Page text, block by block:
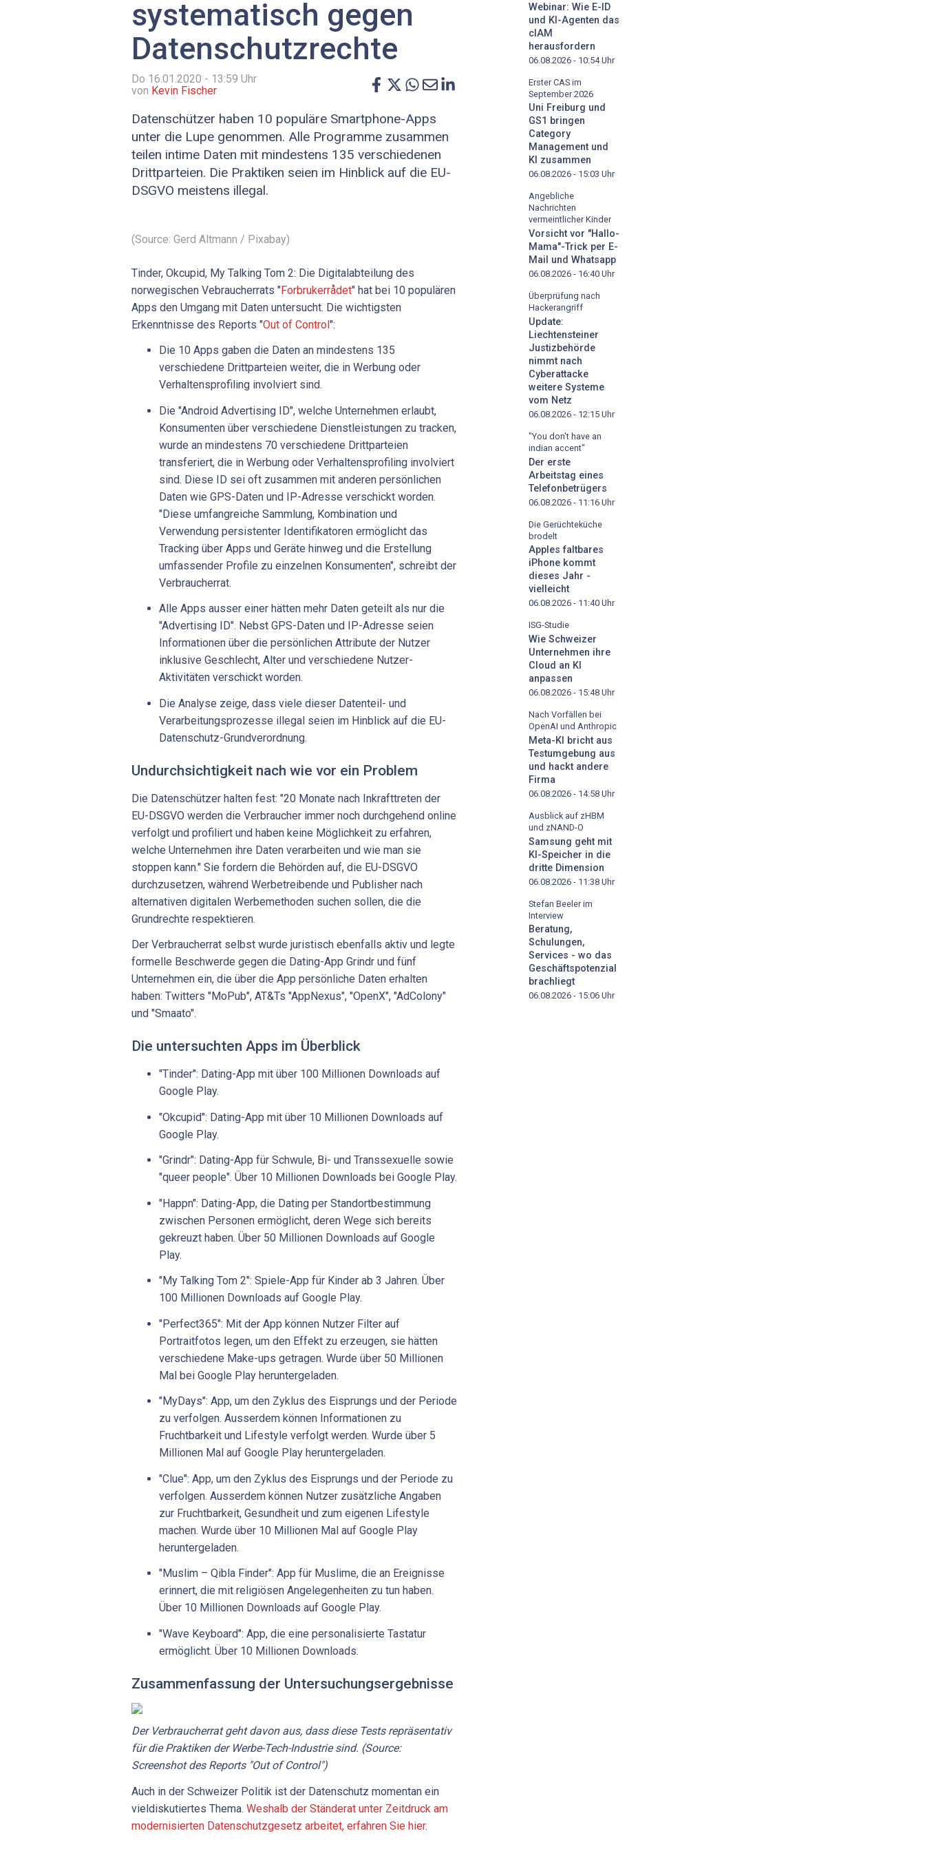
systematisch gegen
Datenschutzrechte
Do 16.01.2020 - 13:59 Uhr
von Kevin Fischer
Datenschützer haben 10 populäre Smartphone-Apps
unter die Lupe genommen. Alle Programme zusammen
teilen intime Daten mit mindestens 135 verschiedenen
Drittparteien. Die Praktiken seien im Hinblick auf die EU-
DSGVO meistens illegal.
(Source: Gerd Altmann / Pixabay)
Tinder, Okcupid, My Talking Tom 2: Die Digitalabteilung des
norwegischen Vebraucherrats "Forbrukerrådet" hat bei 10 populären
Apps den Umgang mit Daten untersucht. Die wichtigsten
Erkenntnisse des Reports "Out of Control":
Die 10 Apps gaben die Daten an mindestens 135
verschiedene Drittparteien weiter, die in Werbung oder
Verhaltensprofiling involviert sind.
Die "Android Advertising ID", welche Unternehmen erlaubt,
Konsumenten über verschiedene Dienstleistungen zu tracken,
wurde an mindestens 70 verschiedene Drittparteien
transferiert, die in Werbung oder Verhaltensprofiling involviert
sind. Diese ID sei oft zusammen mit anderen persönlichen
Daten wie GPS-Daten und IP-Adresse verschickt worden.
"Diese umfangreiche Sammlung, Kombination und
Verwendung persistenter Identifikatoren ermöglicht das
Tracking über Apps und Geräte hinweg und die Erstellung
umfassender Profile zu einzelnen Konsumenten", schreibt der
Verbraucherrat.
Alle Apps ausser einer hätten mehr Daten geteilt als nur die
"Advertising ID". Nebst GPS-Daten und IP-Adresse seien
Informationen über die persönlichen Attribute der Nutzer
inklusive Geschlecht, Alter und verschiedene Nutzer-
Aktivitäten verschickt worden.
Die Analyse zeige, dass viele dieser Datenteil- und
Verarbeitungsprozesse illegal seien im Hinblick auf die EU-
Datenschutz-Grundverordnung.
Undurchsichtigkeit nach wie vor ein Problem
Die Datenschützer halten fest: "20 Monate nach Inkrafttreten der
EU-DSGVO werden die Verbraucher immer noch durchgehend online
verfolgt und profiliert und haben keine Möglichkeit zu erfahren,
welche Unternehmen ihre Daten verarbeiten und wie man sie
stoppen kann." Sie fordern die Behörden auf, die EU-DSGVO
durchzusetzen, während Werbetreibende und Publisher nach
alternativen digitalen Werbemethoden suchen sollen, die die
Grundrechte respektieren.
Der Verbraucherrat selbst wurde juristisch ebenfalls aktiv und legte
formelle Beschwerde gegen die Dating-App Grindr und fünf
Unternehmen ein, die über die App persönliche Daten erhalten
haben: Twitters "MoPub", AT&Ts "AppNexus", "OpenX", "AdColony"
und "Smaato".
Die untersuchten Apps im Überblick
"Tinder": Dating-App mit über 100 Millionen Downloads auf
Google Play.
"Okcupid": Dating-App mit über 10 Millionen Downloads auf
Google Play.
"Grindr": Dating-App für Schwule, Bi- und Transsexuelle sowie
"queer people". Über 10 Millionen Downloads bei Google Play.
"Happn": Dating-App, die Dating per Standortbestimmung
zwischen Personen ermöglicht, deren Wege sich bereits
gekreuzt haben. Über 50 Millionen Downloads auf Google
Play.
"My Talking Tom 2": Spiele-App für Kinder ab 3 Jahren. Über
100 Millionen Downloads auf Google Play.
"Perfect365": Mit der App können Nutzer Filter auf
Portraitfotos legen, um den Effekt zu erzeugen, sie hätten
verschiedene Make-ups getragen. Wurde über 50 Millionen
Mal bei Google Play heruntergeladen.
"MyDays": App, um den Zyklus des Eisprungs und der Periode
zu verfolgen. Ausserdem können Informationen zu
Fruchtbarkeit und Lifestyle verfolgt werden. Wurde über 5
Millionen Mal auf Google Play heruntergeladen.
"Clue": App, um den Zyklus des Eisprungs und der Periode zu
verfolgen. Ausserdem können Nutzer zusätzliche Angaben
zur Fruchtbarkeit, Gesundheit und zum eigenen Lifestyle
machen. Wurde über 10 Millionen Mal auf Google Play
heruntergeladen.
"Muslim – Qibla Finder": App für Muslime, die an Ereignisse
erinnert, die mit religiösen Angelegenheiten zu tun haben.
Über 10 Millionen Downloads auf Google Play.
"Wave Keyboard": App, die eine personalisierte Tastatur
ermöglicht. Über 10 Millionen Downloads.
Zusammenfassung der Untersuchungsergebnisse
Der Verbraucherrat geht davon aus, dass diese Tests repräsentativ
für die Praktiken der Werbe-Tech-Industrie sind. (Source:
Screenshot des Reports "Out of Control")
Auch in der Schweizer Politik ist der Datenschutz momentan ein
vieldiskutiertes Thema. Weshalb der Ständerat unter Zeitdruck am
modernisierten Datenschutzgesetz arbeitet, erfahren Sie hier.
Webinar: Wie E-ID
und KI-Agenten das
cIAM
herausfordern
06.08.2026 - 10:54Uhr
Erster CAS im
September 2026
Uni Freiburg und
GS1 bringen
Category
Management und
KI zusammen
06.08.2026 - 15:03 Uhr
Angebliche
Nachrichten
vermeintlicher Kinder
Vorsicht vor "Hallo-
Mama"-Trick per E-
Mail und Whatsapp
06.08.2026 - 16:40 Uhr
Überprüfung nach
Hackerangriff
Update:
Liechtensteiner
Justizbehörde
nimmt nach
Cyberattacke
weitere Systeme
vom Netz
06.08.2026 - 12:15 Uhr
"You don't have an
indian accent"
Der erste
Arbeitstag eines
Telefonbetrügers
06.08.2026 - 11:16 Uhr
Die Gerüchteküche
brodelt
Apples faltbares
iPhone kommt
dieses Jahr -
vielleicht
06.08.2026 - 11:40 Uhr
ISG-Studie
Wie Schweizer
Unternehmen ihre
Cloud an KI
anpassen
06.08.2026 - 15:48 Uhr
Nach Vorfällen bei
OpenAI und Anthropic
Meta-KI bricht aus
Testumgebung aus
und hackt andere
Firma
06.08.2026 - 14:58 Uhr
Ausblick auf zHBM
und zNAND-O
Samsung geht mit
KI-Speicher in die
dritte Dimension
06.08.2026 - 11:38 Uhr
Stefan Beeler im
Interview
Beratung,
Schulungen,
Services - wo das
Geschäftspotenzial
brachliegt
06.08.2026 - 15:06 Uhr